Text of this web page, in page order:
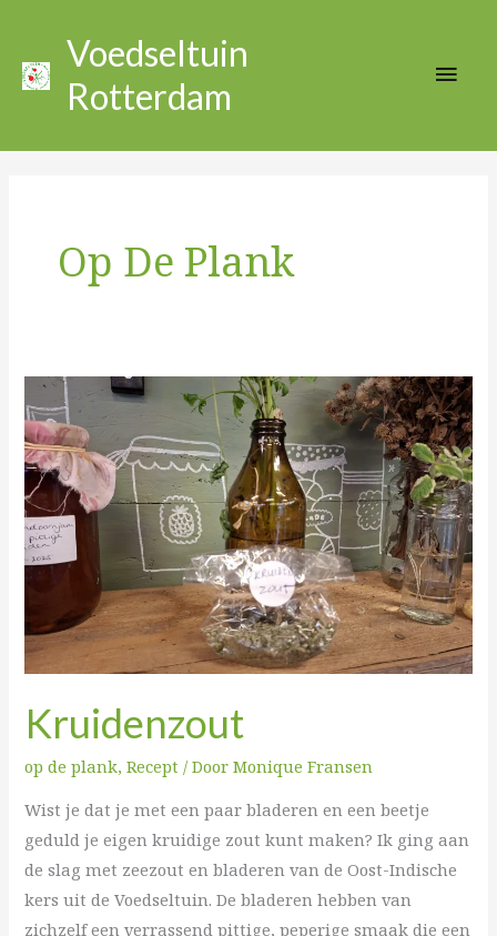
Voedseltuin
Rotterdam
Op De Plank
Kruidenzout
op de plank,Recept / DoorMonique Fransen
Wist je dat je met een paar bladeren en een beetje
geduld je eigen kruidige zout kunt maken? Ik ging aan
de slag met zeezout en bladeren van de Oost-Indische
kers uit de Voedseltuin. De bladeren hebben van
zichzelf een verrassend pittige, peperige smaak die een
Kruidenzout